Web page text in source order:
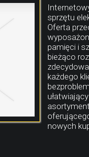
sprzętu
Oferta
pamięci i
bieżąco
każdego
nowych